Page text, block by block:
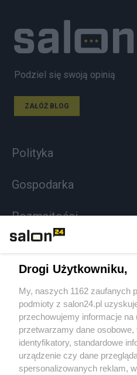
Podziel się swoją opinią
ZAŁÓŻ BLOG
Polityka
Gospodarka
Rozmaitości
Sport
Społeczeństwo
Kultura
Drogi Użytkowniku,
My, naszych 1162 zaufanych
podmioty z salon24.pl
przechowujemy informacje na
przetwarzamy dane osobowe,
identyfikatory, standardowe
urządzenie czy dane
spersonalizowanych reklam,